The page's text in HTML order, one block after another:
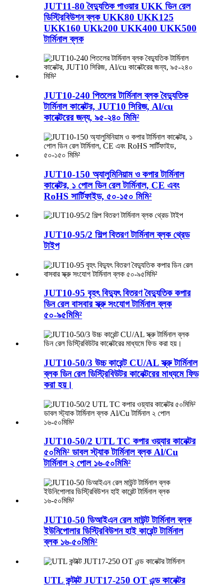
JUT11-80 বৈদ্যুতিক পাওয়ার UKK ডিন রেল
ডিস্ট্রিবিউশন ব্লক UKK80 UKK125
UKK160 UKk200 UKK400 UKK500
টার্মিনাল ব্লক
JUT10-240 পিতলের টার্মিনাল ব্লক বৈদ্যুতিক
টার্মিনাল কানেক্টর, JUT10 সিরিজ, Al/cu
কানেক্টরের জন্য, ৯৫-২৪০ মিমি²
JUT10-150 অ্যালুমিনিয়াম ও কপার টার্মিনাল
কানেক্টর, ১ পোল ডিন রেল টার্মিনাল, CE এবং
RoHS সার্টিফাইড, ৫০-১৫০ মিমি²
JUT10-95/2 শিল্প বিতরণ টার্মিনাল ব্লক থ্রেড
টাইপ
JUT10-95 বৃহৎ বিদ্যুৎ বিতরণ বৈদ্যুতিক কপার
ডিন রেল বাসবার স্ক্রু সংযোগ টার্মিনাল ব্লক
৫০-৯৫মিমি²
JUT10-50/3 উচ্চ কারেন্ট CU/AL স্ক্রু টার্মিনাল
ব্লক ডিন রেল ডিস্ট্রিবিউটর কানেক্টরের মাধ্যমে ফিড
করা হয়।
JUT10-50/2 UTL TC কপার ওয়্যার কানেক্টর
৫০মিমি² ডাবল স্ট্যাক টার্মিনাল ব্লক Al/Cu
টার্মিনাল ২ পোল ১৬-৫০মিমি²
JUT10-50 ডিআইএন রেল মাউন্ট টার্মিনাল ব্লক
ইউনিপোলার ডিস্ট্রিবিউশন হাই কারেন্ট টার্মিনাল
ব্লক ১৬-৫০মিমি²
UTL কন্টাক্ট JUT17-250 OT এন্ড কানেক্টর